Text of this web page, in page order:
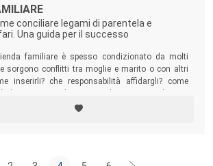
conciliare legami di parentela e
Una guida per il successo
familiare è spesso condizionato da molti
sorgono conflitti tra moglie e marito o con altri
inserirli? che responsabilità affidargli? come
che da anni segue i problemi delle aziende